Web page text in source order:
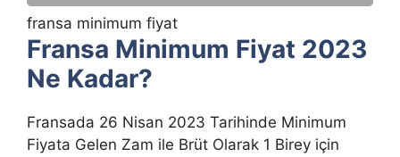
fransa minimum fiyat
Fransa Minimum Fiyat 2023
Ne Kadar?
Fransada 26 Nisan 2023 Tarihinde Minimum
Fiyata Gelen Zam ile Brüt Olarak 1 Birey için